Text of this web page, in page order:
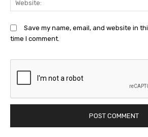
Save my name, email, and website in
time I comment.